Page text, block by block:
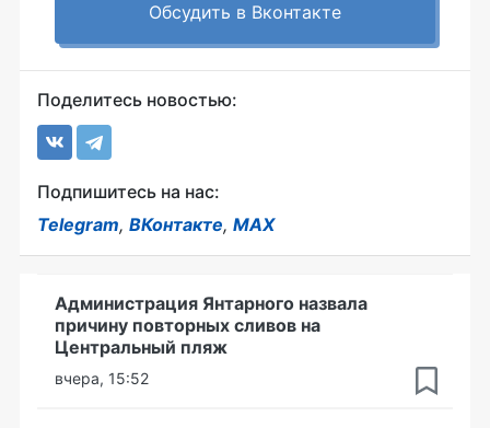
Обсудить в Вконтакте
Поделитесь новостью:
Подпишитесь на нас:
Telegram, ВКонтакте, MAX
Администрация Янтарного назвала
причину повторных сливов на
Центральный пляж
вчера, 15:52